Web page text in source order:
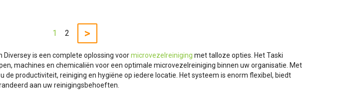
1 2 >
is een complete oplossing voormicrovezelreiniging met talloze opties. Het Taski
machines en chemicaliën voor een optimale microvezelreiniging binnen uw organisatie. Met
productiviteit, reiniging en hygiëne op iedere locatie. Het systeem is enorm flexibel, biedt
aan uw reinigingsbehoeften.